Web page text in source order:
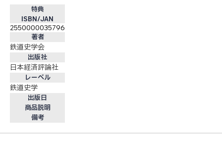
特典
ISBN/JAN
2550000035796
著者
鉄道史学会
出版社
日本経済評論社
レーベル
鉄道史学
出版日
商品説明
備考